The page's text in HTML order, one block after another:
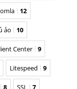
12
ảo 10
Center 9
Litespeed 9
8 SSL 7